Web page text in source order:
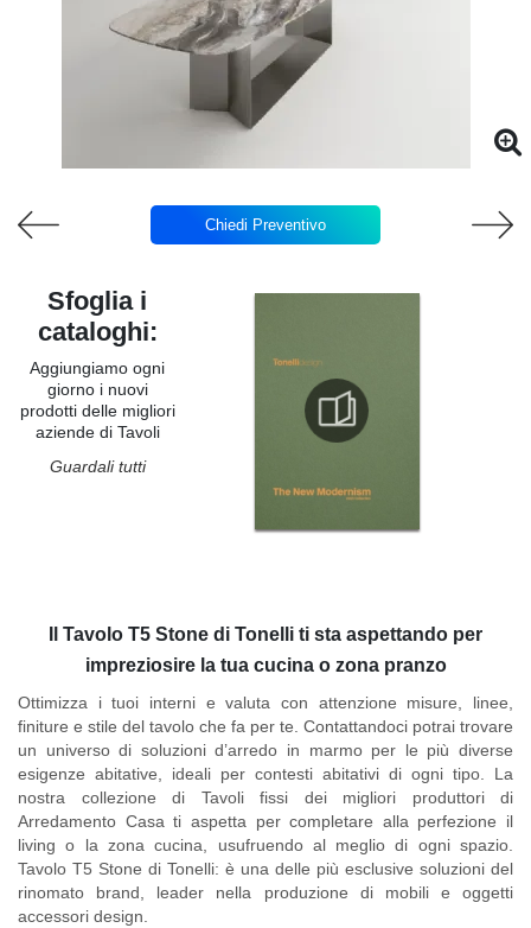
Chiedi Preventivo
Il Tavolo T5 Stone di Tonelli ti sta aspettando per
impreziosire la tua cucina o zona pranzo
Ottimizza i tuoi interni e valuta con attenzione misure, linee,
finiture e stile del tavolo che fa per te. Contattandoci potrai trovare
un universo di soluzioni d’arredo in marmo per le più diverse
esigenze abitative, ideali per contesti abitativi di ogni tipo. La
nostra collezione di Tavoli fissi dei migliori produttori di
Arredamento Casa ti aspetta per completare alla perfezione il
living o la zona cucina, usufruendo al meglio di ogni spazio.
Tavolo T5 Stone di Tonelli: è una delle più esclusive soluzioni del
rinomato brand, leader nella produzione di mobili e oggetti
accessori design.
Sfoglia i
cataloghi:
Aggiungiamo ogni
giorno i nuovi
prodotti delle migliori
aziende di Tavoli
Guardali tutti